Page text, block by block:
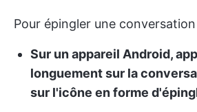
Pour épingler une conversation
Sur un appareil Android,
longuement sur la
sur l'icône en forme